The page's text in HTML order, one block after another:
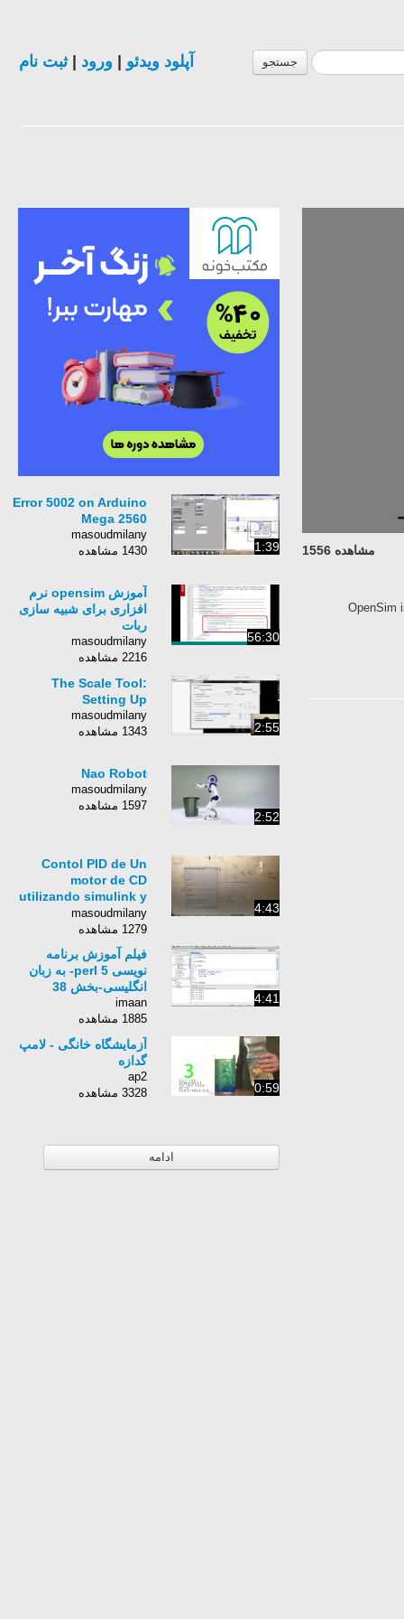
جستجو آپلود ویدئو ورود |ثبت نام
مشاهده 1556
OpenSim
1:39
Error 5002 on Arduino
Mega 2560
masoudmilany
1430 مشاهده
56:30
آموزش opensim نرم
افزاری برای شبیه سازی
ربات
masoudmilany
2216 مشاهده
2:55
The Scale Tool:
Setting Up
masoudmilany
1343 مشاهده
2:52
Nao Robot
masoudmilany
1597 مشاهده
4:43
Contol PID de Un
motor de CD
utilizando simulink y
arduino
masoudmilany
1279 مشاهده
4:41
فیلم آموزش برنامه
نویسی perl 5- به زبان
انگلیسی-بخش 38
imaan
1885 مشاهده
0:59
آزمایشگاه خانگی - لامپ
گدازه
ap2
3328 مشاهده
ادامه